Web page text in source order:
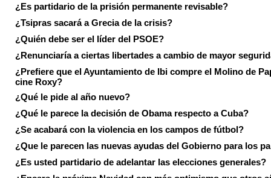
¿Es partidario de la prisión permanente revisable?
¿Tsipras sacará a Grecia de la crisis?
¿Quién debe ser el líder del PSOE?
¿Renunciaría a ciertas libertades a cambio de mayor
¿Prefiere que el Ayuntamiento de Ibi compre el Molino de
cine Roxy?
¿Qué le pide al año nuevo?
¿Qué le parece la decisión de Obama respecto a Cuba?
¿Se acabará con la violencia en los campos de fútbol?
¿Que le parecen las nuevas ayudas del Gobierno para los
¿Es usted partidario de adelantar las elecciones generales?